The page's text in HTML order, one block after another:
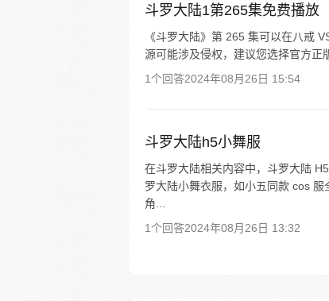
斗罗大陆1第265集免费播放
《斗罗大陆》第 265 集可以在八戒
源可能涉及侵权，建议您选择官方正
1个回答2024年08月26日 15:54
斗罗大陆h5小舞服
在斗罗大陆相关内容中，斗罗大陆
罗大陆小舞衣服，如小五同款 cos
角...
1个回答2024年08月26日 13:32